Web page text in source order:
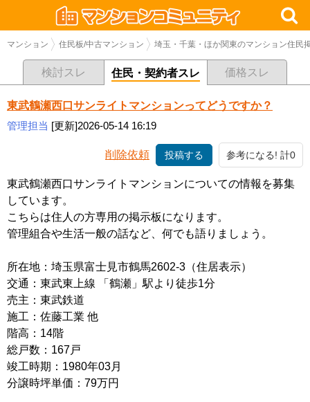
マンション 住民板/中古マンション 埼玉・千葉・ほか関東のマンション住民
検討スレ 住民・契約者スレ 価格スレ
東武鶴瀬西口サンライトマンションってどうですか？
管理担当 [更新]2026-05-14 16:19
削除依頼 投稿する 参考になる! 計0
東武鶴瀬西口サンライトマンションについての情報を募集
しています。
こちらは住人の方専用の掲示板になります。
管理組合や生活一般の話など、何でも語りましょう。
所在地：埼玉県富士見市鶴馬2602-3（住居表示）
交通：東武東上線 「鶴瀬」駅より徒歩1分
売主：東武鉄道
施工：佐藤工業 他
階高：14階
総戸数：167戸
竣工時期：1980年03月
分譲時坪単価：79万円